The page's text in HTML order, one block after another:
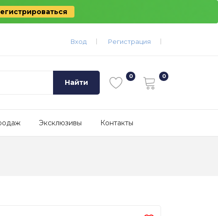
Вход Регистрация
Найти
Эксклюзивы Контакты